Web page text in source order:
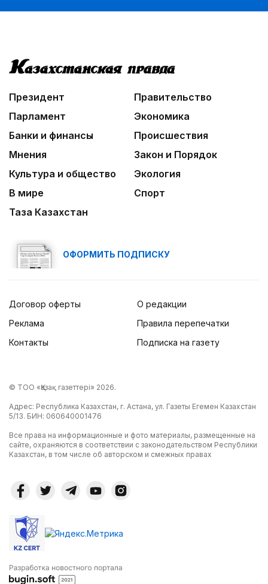
Президент
Правительство
Парламент
Экономика
Банки и финансы
Происшествия
Мнения
Закон и Порядок
Культура и общество
Экология
В мире
Спорт
Таза Казахстан
ОФОРМИТЬ ПОДПИСКУ
Договор оферты
Реклама
Контакты
О редакции
Правила перепечатки
Подписка на газету
© ТОО «Қазақ газеттері» 2026.
Адрес: Республика Казахстан, г. Астана, ул. Газеты Егемен Казахстан
5/13. БИН: 060640001476
Все права на информационные и фото материалы, размещенные на
сайте, охраняются в соответствии с законодательством Республики
Казахстан, в том числе об авторском и смежных правах